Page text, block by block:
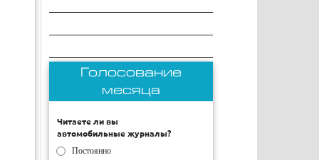
Голосование
месяца
Читаете ли вы
автомобильные журналы?
Постоянно